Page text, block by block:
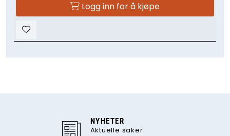
Logg inn for å kjøpe
NYHETER
Aktuelle saker